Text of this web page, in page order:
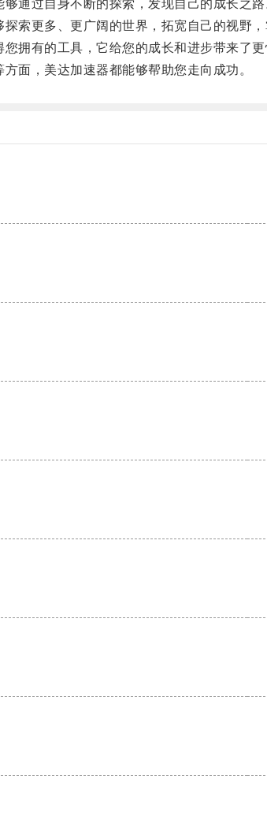
过自身不断的探索，发现自己的成长之路
更多、更广阔的世界，拓宽自己的视野，
有的工具，它给您的成长和进步带来了更
，美达加速器都能够帮助您走向成功。